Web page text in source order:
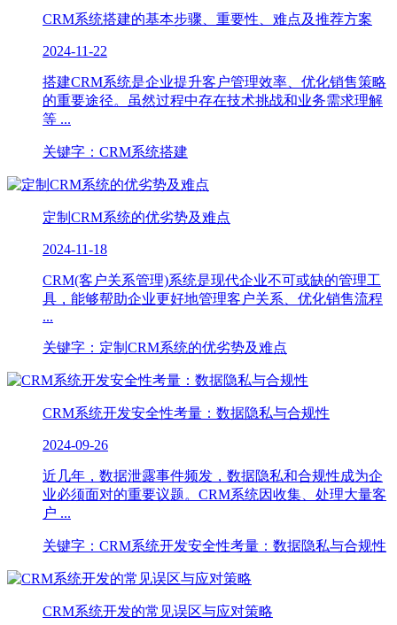
CRM系统搭建的基本步骤、重要性、难点及推荐方案
2024-11-22
搭建CRM系统是企业提升客户管理效率、优化销售策略
的重要途径。虽然过程中存在技术挑战和业务需求理解
等 ...
关键字：CRM系统搭建
定制CRM系统的优劣势及难点
2024-11-18
CRM(客户关系管理)系统是现代企业不可或缺的管理工
具，能够帮助企业更好地管理客户关系、优化销售流程
...
关键字：定制CRM系统的优劣势及难点
CRM系统开发安全性考量：数据隐私与合规性
2024-09-26
近几年，数据泄露事件频发，数据隐私和合规性成为企
业必须面对的重要议题。CRM系统因收集、处理大量客
户 ...
关键字：CRM系统开发安全性考量：数据隐私与合规性
CRM系统开发的常见误区与应对策略